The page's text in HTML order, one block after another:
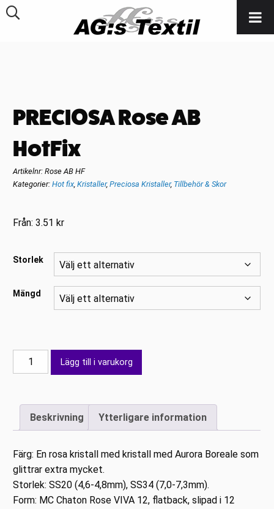
PRECIOSA Rose AB
HotFix
Artikelnr:Rose AB HF
Kategorier:Hot fix,Kristaller,Preciosa Kristaller, Tillbehör & Skor
Från:3.51kr
Storlek
Mängd
PRECIOSA
Rose
HotFix
mängd
Lägg till i varukorg
Beskrivning Ytterligare information
Färg: En rosa kristall med kristall med Aurora Boreale som
glittrar extra mycket.
Storlek: SS20 (4,6-4,8mm), SS34 (7,0-7,3mm).
Form: MC Chaton Rose VIVA 12, flatback, slipad i 12